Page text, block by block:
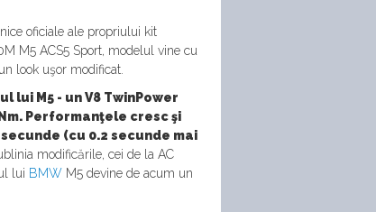
oficiale ale propriului kit
M5 ACS5 Sport, modelul vine cu
look uşor modificat.
lui M5 - un V8 TwinPower
Performanţele cresc şi
(cu 0.2 secunde mai
modificările, cei de la AC
lui BMW M5 devine de acum un